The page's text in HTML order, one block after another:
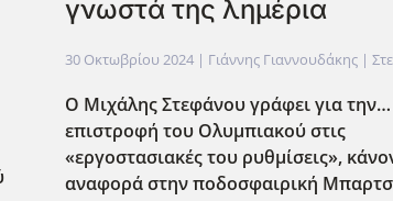
γνωστά της λημέρια
30 Οκτωβρίου 2024 | Γιάννης Γιαννουδάκης |
Ο Μιχάλης Στεφάνου γράφει για την…
επιστροφή του Ολυμπιακού στις
«εργοστασιακές του ρυθμίσεις»,
αναφορά στην ποδοσφαιρική